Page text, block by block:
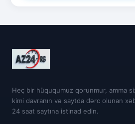
Heç bir hüququmuz qorunmur, amma
kimi davranın və saytda dərc olunan
24 saat saytına istinad edin.